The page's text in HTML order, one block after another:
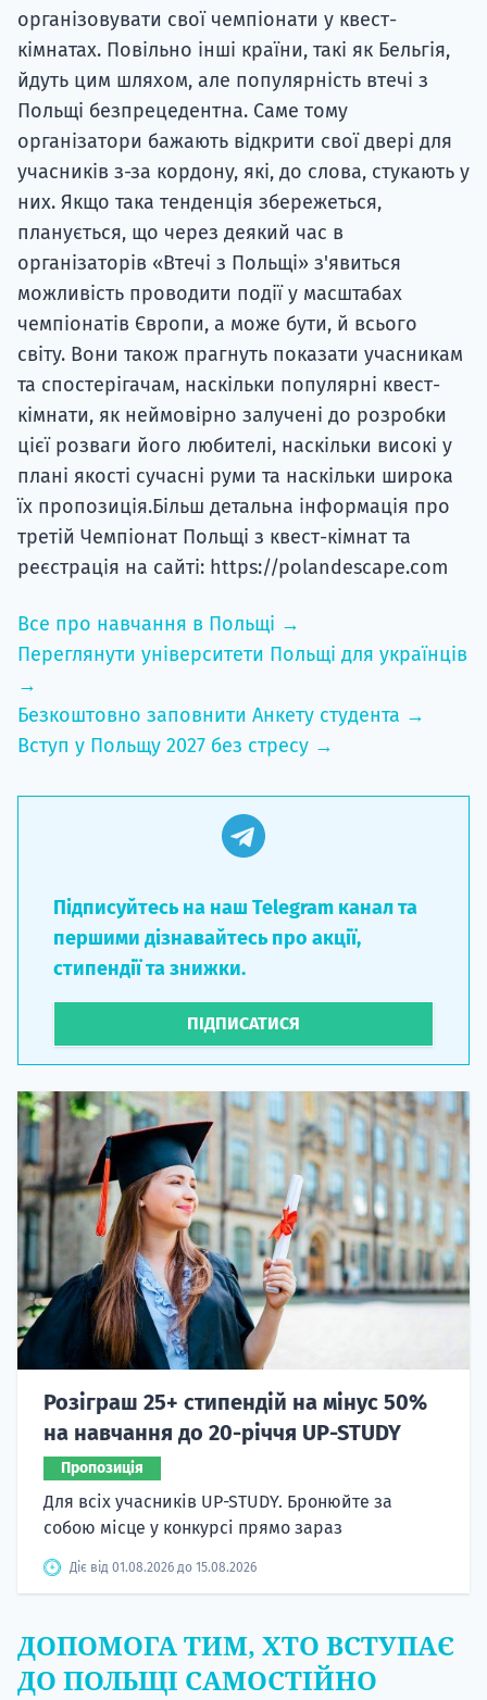
організовувати свої чемпіонати у квест-
кімнатах. Повільно інші країни, такі як Бельгія,
йдуть цим шляхом, але популярність втечі з
Польщі безпрецедентна. Саме тому
організатори бажають відкрити свої двері для
учасників з-за кордону, які, до слова, стукають у
них. Якщо така тенденція збережеться,
планується, що через деякий час в
організаторів «Втечі з Польщі» з'явиться
можливість проводити події у масштабах
чемпіонатів Європи, а може бути, й всього
світу. Вони також прагнуть показати учасникам
та спостерігачам, наскільки популярні квест-
кімнати, як неймовірно залучені до розробки
цієї розваги його любителі, наскільки високі у
плані якості сучасні руми та наскільки широка
їх пропозиція.Більш детальна інформація про
третій Чемпіонат Польщі з квест-кімнат та
реєстрація на сайті: https://polandescape.com
Все про навчання в Польщі →
Переглянути університети Польщі для українців
→
Безкоштовно заповнити Анкету студента →
Вступ у Польщу 2027 без стресу →
Підписуйтесь на наш Telegram канал та
першими дізнавайтесь про акції,
стипендії та знижки.
ПІДПИСАТИСЯ
Розіграш 25+ стипендій на мінус 50%
на навчання до 20-річчя UP-STUDY
Пропозиція
Для всіх учасників UP-STUDY. Бронюйте за
собою місце у конкурсі прямо зараз
Діє від 01.08.2026 до 15.08.2026
ДОПОМОГА ТИМ, ХТО ВСТУПАЄ
ДО ПОЛЬЩІ САМОСТІЙНО